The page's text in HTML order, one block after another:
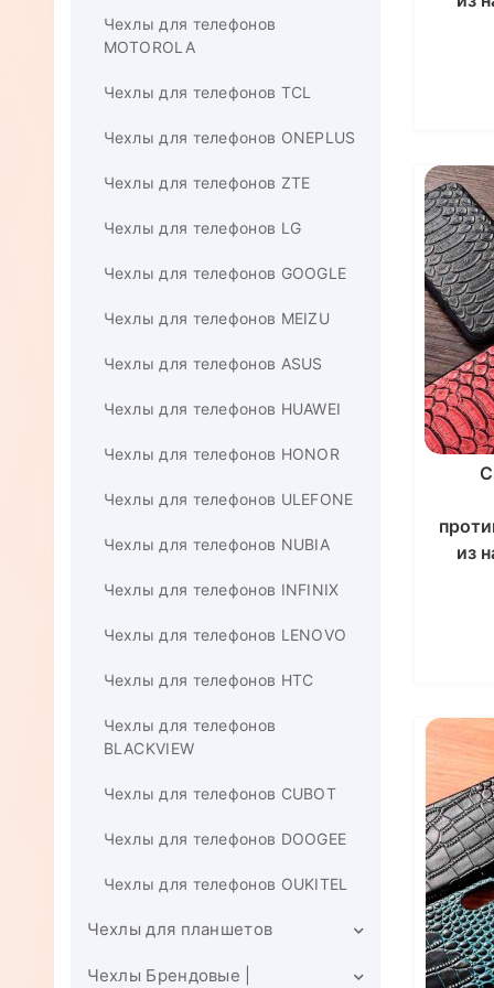
Чехлы для телефонов
MOTOROLA
Чехлы для телефонов TCL
Чехлы для телефонов ONEPLUS
Чехлы для телефонов ZTE
Чехлы для телефонов LG
Чехлы для телефонов GOOGLE
Чехлы для телефонов MEIZU
Чехлы для телефонов ASUS
Чехлы для телефонов HUAWEI
Чехлы для телефонов HONOR
Чехлы для телефонов ULEFONE
Чехлы для телефонов NUBIA
Чехлы для телефонов INFINIX
Чехлы для телефонов LENOVO
Чехлы для телефонов HTC
Чехлы для телефонов
BLACKVIEW
Чехлы для телефонов CUBOT
Чехлы для телефонов DOOGEE
Чехлы для телефонов OUKITEL
Чехлы для планшетов
Чехлы для планшетов XIAOMI
Чехлы Брендовые |
из